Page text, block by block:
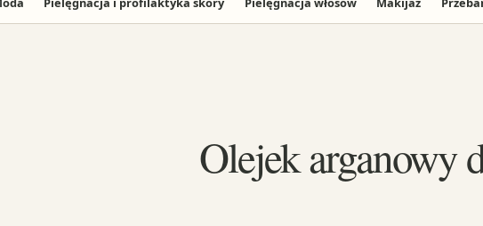
Olejek arganowy